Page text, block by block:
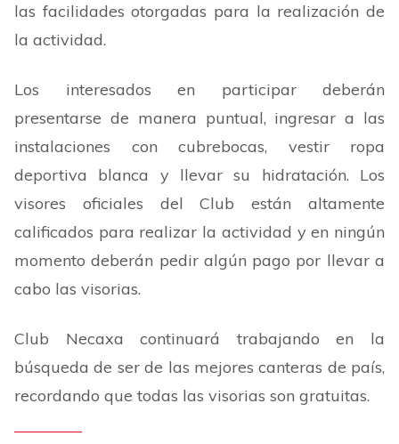
las facilidades otorgadas para la realización de
la actividad.
Los interesados en participar deberán
presentarse de manera puntual, ingresar a las
instalaciones con cubrebocas, vestir ropa
deportiva blanca y llevar su hidratación. Los
visores oficiales del Club están altamente
calificados para realizar la actividad y en ningún
momento deberán pedir algún pago por llevar a
cabo las visorias.
Club Necaxa continuará trabajando en la
búsqueda de ser de las mejores canteras de país,
recordando que todas las visorias son gratuitas.